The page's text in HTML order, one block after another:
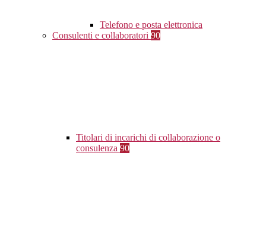
Telefono e posta elettronica
Consulenti e collaboratori 90
Titolari di incarichi di collaborazione o
consulenza 90